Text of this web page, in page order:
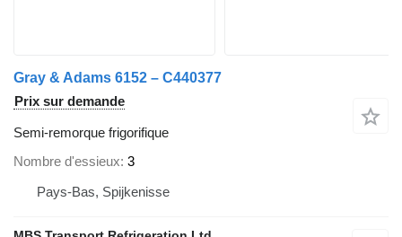
Gray & Adams 6152 – C440377
Prix sur demande
Semi-remorque frigorifique
Nombre d'essieux 3
Pays-Bas, Spijkenisse